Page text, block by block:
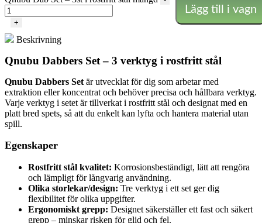
+
Lägg till i vagn
Beskrivning
Qnubu Dabbers Set – 3 verktyg i rostfritt stål
Qnubu Dabbers Set är utvecklat för dig som arbetar med
extraktion eller koncentrat och behöver precisa och hållbara verktyg.
Varje verktyg i setet är tillverkat i rostfritt stål och designat med en
platt bred spets, så att du enkelt kan lyfta och hantera material utan
spill.
Egenskaper
Rostfritt stål kvalitet: Korrosionsbeständigt, lätt att rengöra
och lämpligt för långvarig användning.
Olika storlekar/design: Tre verktyg i ett set ger dig
flexibilitet för olika uppgifter.
Ergonomiskt grepp: Designet säkerställer ett fast och säkert
grepp – minskar risken för glid och fel.